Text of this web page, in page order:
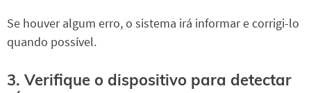
Se houver algum erro, o sistema irá informar e corrigi-lo
quando possível.
3. Verifique o dispositivo para detectar